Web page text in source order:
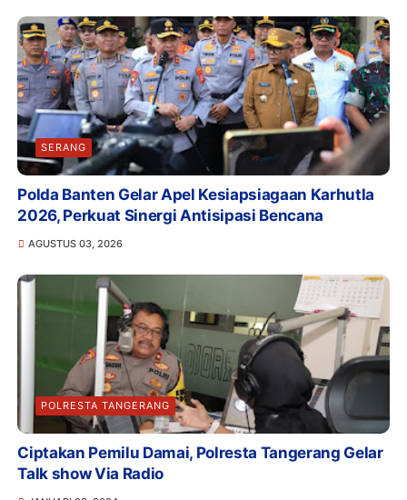
SERANG
Polda Banten Gelar Apel Kesiapsiagaan Karhutla
2026, Perkuat Sinergi Antisipasi Bencana
AGUSTUS 03, 2026
POLRESTA TANGERANG
Ciptakan Pemilu Damai, Polresta Tangerang Gelar
Talk show Via Radio